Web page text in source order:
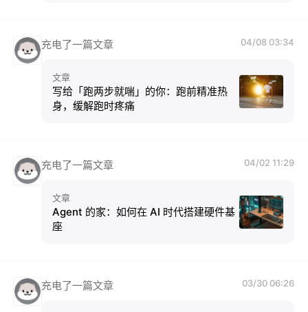
充电了一篇文章 04/08 03:34
文章
写给「跑两步就喘」的你：跑前精准热
身，缓解跑时疼痛
充电了一篇文章 04/02 11:29
文章
Agent 的家：如何在 AI 时代搭建硬件基
座
充电了一篇文章 03/30 06:26